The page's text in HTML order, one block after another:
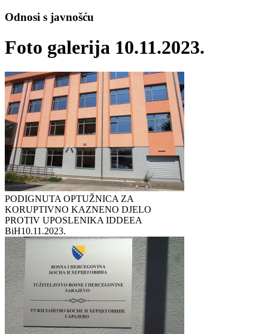
Odnosi s javnošću
Foto galerija 10.11.2023.
PODIGNUTA OPTUŽNICA ZA
KORUPTIVNO KAZNENO DJELO
PROTIV UPOSLENIKA IDDEEA
BiH10.11.2023.